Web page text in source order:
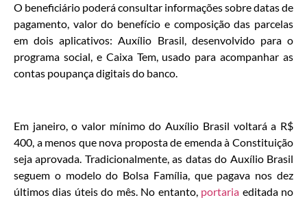
O beneficiário poderá consultar informações sobre datas de
pagamento, valor do benefício e composição das parcelas
em dois aplicativos: Auxílio Brasil, desenvolvido para o
programa social, e Caixa Tem, usado para acompanhar as
contas poupança digitais do banco.
Em janeiro, o valor mínimo do Auxílio Brasil voltará a R$
400, a menos que nova proposta de emenda à Constituição
seja aprovada. Tradicionalmente, as datas do Auxílio Brasil
seguem o modelo do Bolsa Família, que pagava nos dez
últimos dias úteis do mês. No entanto, portaria editada no